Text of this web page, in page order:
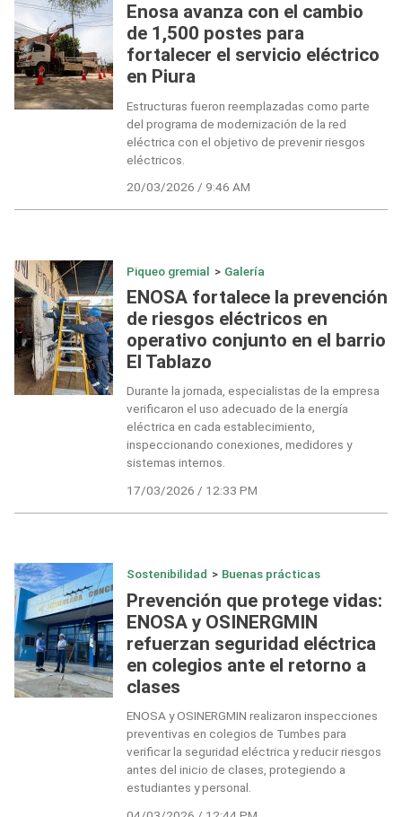
Enosa avanza con el cambio
de 1,500 postes para
fortalecer el servicio eléctrico
en Piura
Estructuras fueron reemplazadas como parte
del programa de modernización de la red
eléctrica con el objetivo de prevenir riesgos
eléctricos.
20/03/2026 / 9:46 AM
Piqueo gremial > Galería
ENOSA fortalece la prevención
de riesgos eléctricos en
operativo conjunto en el barrio
El Tablazo
Durante la jornada, especialistas de la empresa
verificaron el uso adecuado de la energía
eléctrica en cada establecimiento,
inspeccionando conexiones, medidores y
sistemas internos.
17/03/2026 / 12:33 PM
Sostenibilidad > Buenas prácticas
Prevención que protege vidas:
ENOSA y OSINERGMIN
refuerzan seguridad eléctrica
en colegios ante el retorno a
clases
ENOSA y OSINERGMIN realizaron inspecciones
preventivas en colegios de Tumbes para
verificar la seguridad eléctrica y reducir riesgos
antes del inicio de clases, protegiendo a
estudiantes y personal.